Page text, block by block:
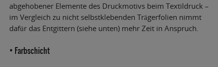
abgehobener Elemente des Druckmotivs beim Textildruck –
im Vergleich zu nicht selbstklebenden Trägerfolien nimmt
dafür das Entgittern (siehe unten) mehr Zeit in Anspruch.
• Farbschicht